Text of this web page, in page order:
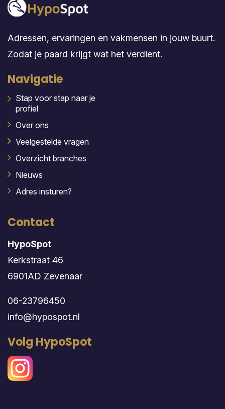
Adressen, ervaringen en vakmensen in jouw buurt.
Zodat je paard krijgt wat het verdient.
Navigatie
Stap voor stap naar je
profiel
Over ons
Veelgestelde vragen
Overzicht branches
Nieuws
Adres insturen?
Contact
HypoSpot
Kerkstraat 46
6901AD Zevenaar
06-23796450
info@hypospot.nl
Volg HypoSpot